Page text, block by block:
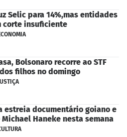
Selic para 14%,mas entidades
corte insuficiente
Bolsonaro recorre ao STF
filhos no domingo
estreia documentário goiano e
Haneke nesta semana